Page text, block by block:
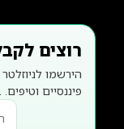
רוצים
הירשמו
פיננסיים